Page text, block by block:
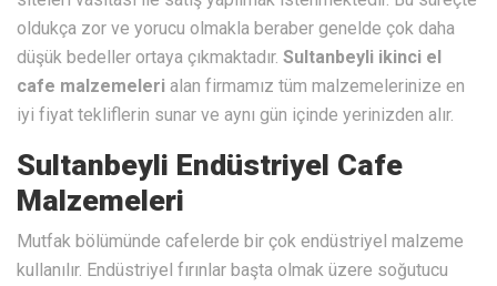
oldukça zor ve yorucu olmakla beraber genelde çok daha
düşük bedeller ortaya çıkmaktadır. Sultanbeyli ikinci el
cafe malzemeleri alan firmamız tüm malzemelerinize en
iyi fiyat tekliflerin sunar ve aynı gün içinde yerinizden alır.
Sultanbeyli Endüstriyel Cafe
Malzemeleri
Mutfak bölümünde cafelerde bir çok endüstriyel malzeme
kullanılır. Endüstriyel fırınlar başta olmak üzere soğutucu